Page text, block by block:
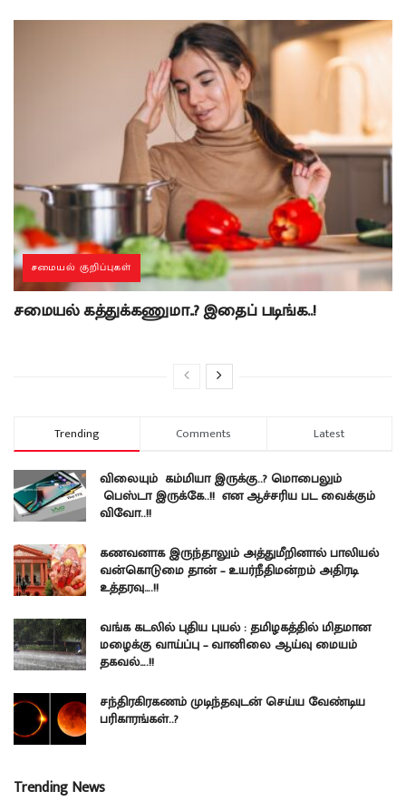
சமையல் குறிப்புகள்
சமையல் கத்துக்கணுமா..? இதைப் படிங்க..!
Trending Comments Latest
விலையும் கம்மியா இருக்கு..? மொபைலும்
பெஸ்டா இருக்கே..!! என ஆச்சரிய பட வைக்கும்
விவோ..!!
கணவனாக இருந்தாலும் அத்துமீறினால் பாலியல்
வன்கொடுமை தான் – உயர்நீதிமன்றம் அதிரடி
உத்தரவு….!!
வங்க கடலில் புதிய புயல் : தமிழகத்தில் மிதமான
மழைக்கு வாய்ப்பு – வானிலை ஆய்வு மையம்
தகவல்….!!
சந்திரகிரகணம் முடிந்தவுடன் செய்ய வேண்டிய
பரிகாரங்கள்..?
Trending News